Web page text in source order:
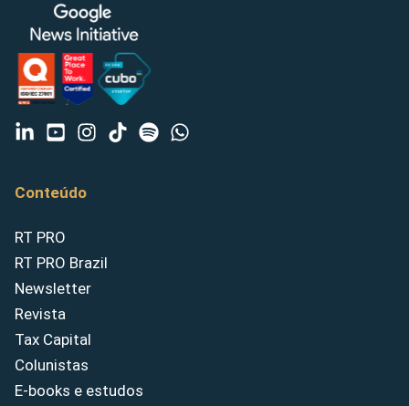
Conteúdo
RT PRO
RT PRO Brazil
Newsletter
Revista
Tax Capital
Colunistas
E-books e estudos